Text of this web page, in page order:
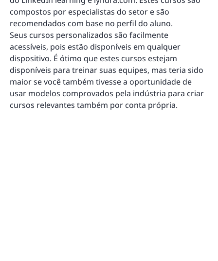
compostos por especialistas do setor e são
recomendados com base no perfil do aluno.
Seus cursos personalizados são facilmente
acessíveis, pois estão disponíveis em qualquer
dispositivo. É ótimo que estes cursos estejam
disponíveis para treinar suas equipes, mas teria sido
maior se você também tivesse a oportunidade de
usar modelos comprovados pela indústria para criar
cursos relevantes também por conta própria.